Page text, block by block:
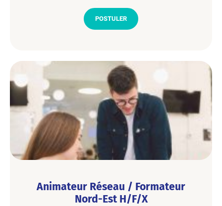
POSTULER
Animateur Réseau / Formateur
Nord-Est H/F/X